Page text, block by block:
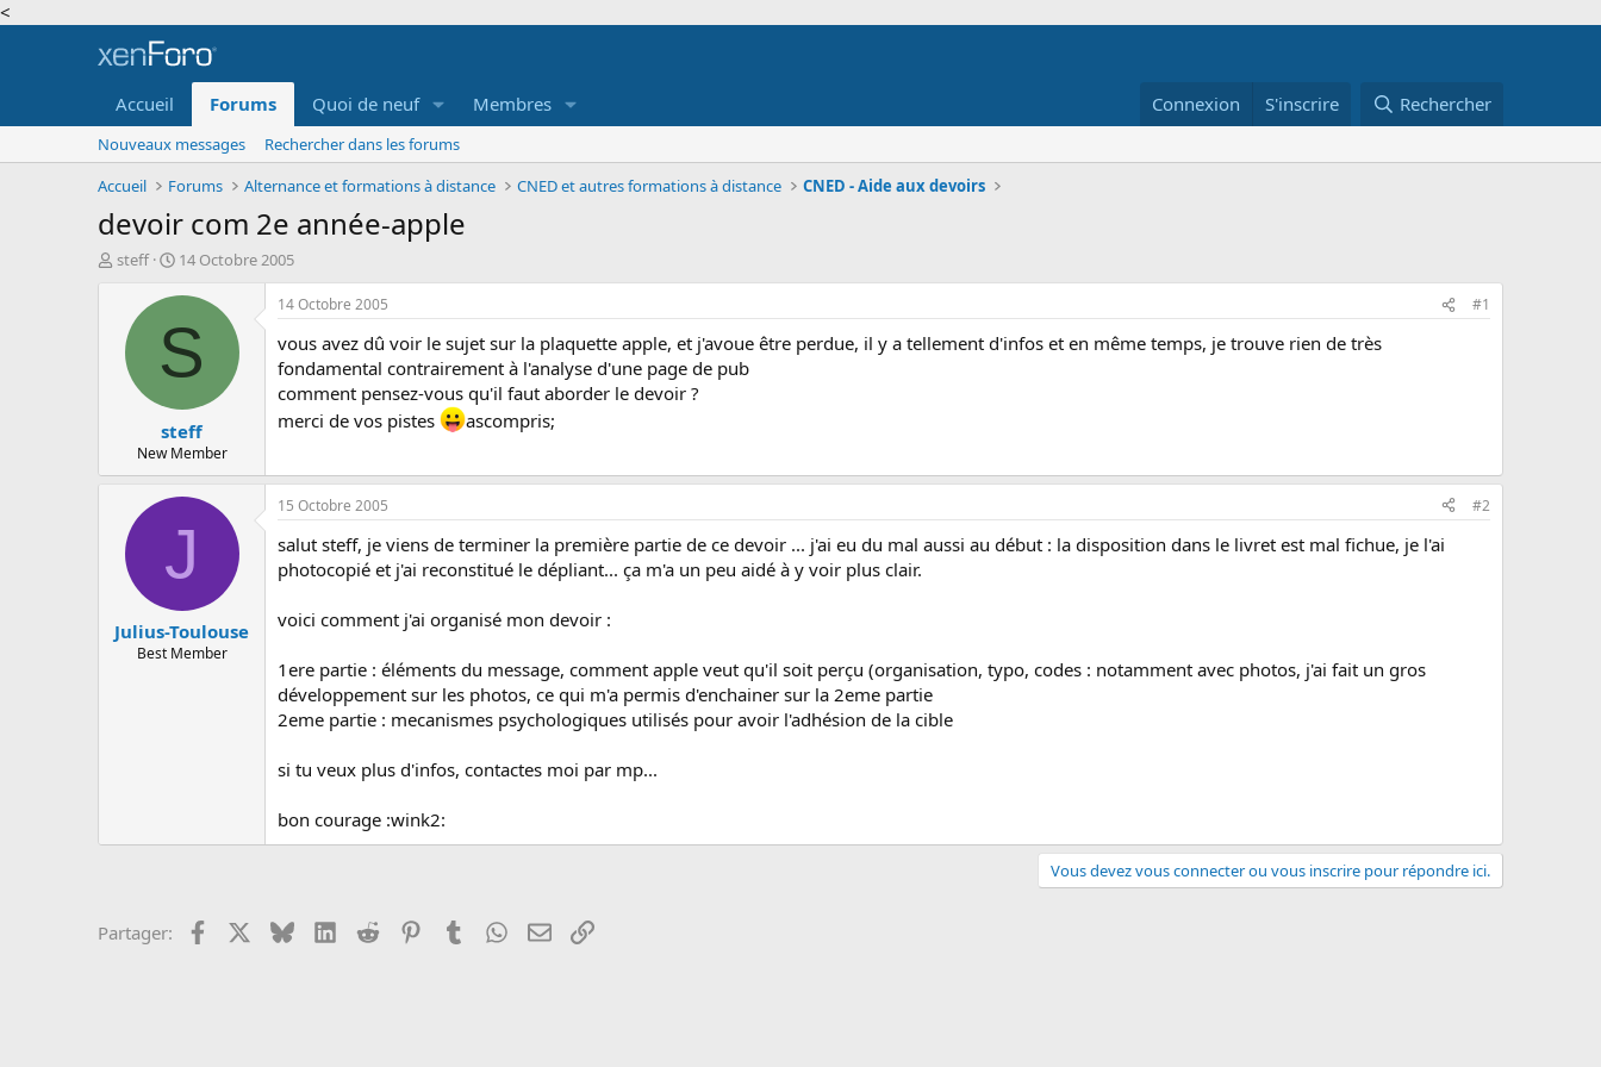
<
Accueil Forums Quoi de neuf Membres Connexion S'inscrire Rechercher
Nouveaux messages
Rechercher dans les forums
Accueil
Forums Alternance et formations à distance CNED et autres formations à distance CNED - Aide aux devoirs
devoir com 2e année-apple
A
d
i
o
steff
D
t
e
d
é
b
u
t
14 Octobre 2005
S
steff
New Member
14 Octobre 2005 #1
vous avez dû voir le sujet sur la plaquette apple, et j'avoue être perdue, il y a tellement d'infos et en même temps, je trouve rien de très
fondamental contrairement à l'analyse d'une page de pub
comment pensez-vous qu'il faut aborder le devoir ?
merci de vos pistes
ascompris;
J
Julius-Toulouse
Best Member
15 Octobre 2005 #2
salut steff, je viens de terminer la première partie de ce devoir ... j'ai eu du mal aussi au début : la disposition dans le livret est mal fichue, je l'ai
photocopié et j'ai reconstitué le dépliant... ça m'a un peu aidé à y voir plus clair.
voici comment j'ai organisé mon devoir :
1ere partie : éléments du message, comment apple veut qu'il soit perçu (organisation, typo, codes : notamment avec photos, j'ai fait un gros
développement sur les photos, ce qui m'a permis d'enchainer sur la 2eme partie
2eme partie : mecanismes psychologiques utilisés pour avoir l'adhésion de la cible
si tu veux plus d'infos, contactes moi par mp...
bon courage :wink2:
Vous devez vous connecter ou vous inscrire pour répondre ici.
Partager: Facebook BlueskyLinkedInReddit PinterestTumblrWhatsApp
EmailLien